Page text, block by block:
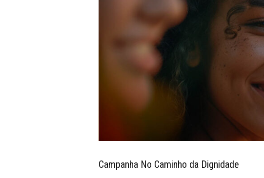
Campanha No Caminho da Dignidade